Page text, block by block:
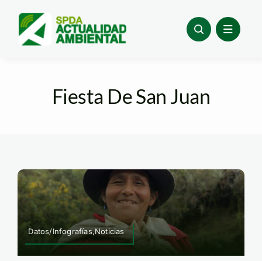
content
Fiesta De San Juan
Datos/Infografías,Noticias